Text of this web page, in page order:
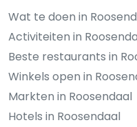
Wat te doen in
Activiteiten in
Beste restaurants in
Winkels open in
Markten in Roosendaal
Hotels in Roosendaal